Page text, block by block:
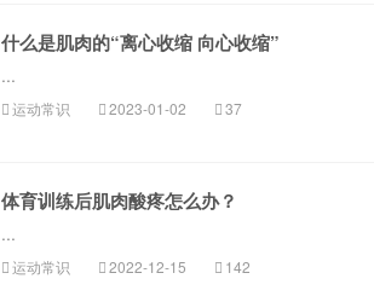
什么是肌肉的“离心收缩 向心收缩”
...
运动常识 2023-01-02 37
体育训练后肌肉酸疼怎么办？
...
运动常识 2022-12-15 142